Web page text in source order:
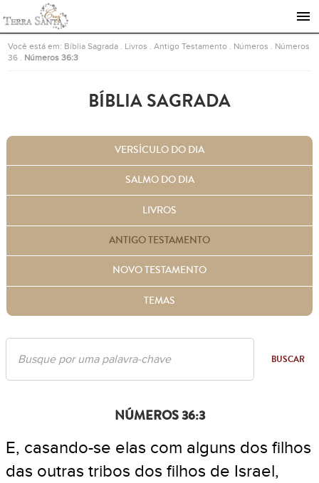
Ir para a página inicial
Você está em: Bíblia Sagrada Livros .Antigo Testamento Números
Números
36
Números 36:3
BÍBLIA SAGRADA
VERSÍCULO DO DIA
SALMO DO DIA
LIVROS
ANTIGO TESTAMENTO
NOVO TESTAMENTO
TEMAS
BUSCAR
NÚMEROS 36:3
E, casando-se elas com alguns dos filhos
das outras tribos dos filhos de Israel,